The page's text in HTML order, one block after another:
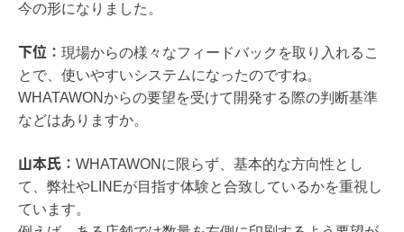
今の形になりました。
下位： 現場からの様々なフィードバックを取り入れるこ
とで、使いやすいシステムになったのですね。
WHATAWONからの要望を受けて開発する際の判断基準
などはありますか。
山本氏： WHATAWONに限らず、基本的な方向性とし
て、弊社やLINEが目指す体験と合致しているかを重視し
ています。